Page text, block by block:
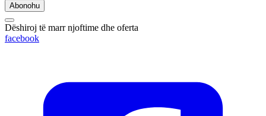
Abonohu
Dëshiroj të marr njoftime dhe oferta
facebook